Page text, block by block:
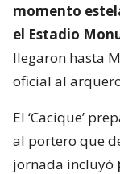
momento
el Estadio
llegaron hasta
oficial al
El ‘Cacique’
al portero que
jornada incluyó